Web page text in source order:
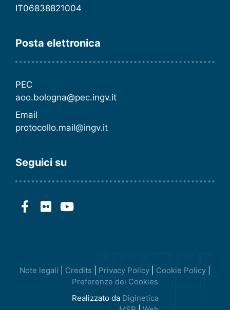
IT06838821004
Posta elettronica
PEC
aoo.bologna@pec.ingv.it
Email
protocollo.mail@ingv.it
Seguici su
Note legali Credits Privacy Policy Cookie Policy
Preferenze dei Cookies
Realizzato da Diginetica